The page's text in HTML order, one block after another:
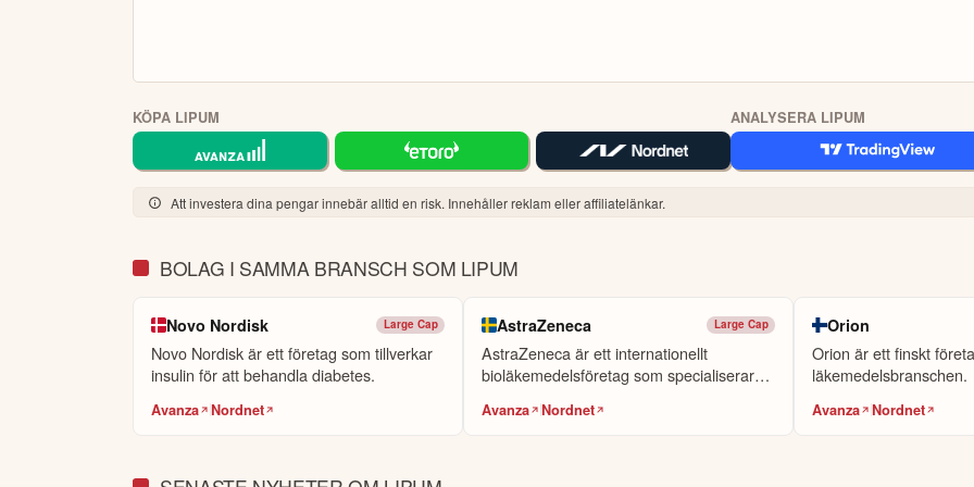
KÖPA LIPUM ANALYSERA LIPUM
Att investera dina pengar innebär alltid en risk. Innehåller reklam eller affiliatelänkar.
BOLAG I SAMMA BRANSCH SOM LIPUM
Novo Nordisk Large Cap
Novo Nordisk är ett företag som tillverkar
insulin för att behandla diabetes.
Avanza Nordnet
AstraZeneca Large Cap
AstraZeneca är ett internationellt
bioläkemedelsföretag som specialiserar
Avanza Nordnet
Orion
Orion är ett finskt
läkemedelsbranschen.
Avanza Nordnet